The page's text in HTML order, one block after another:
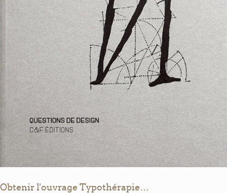
Obtenir l'ouvrage Typothérapie…